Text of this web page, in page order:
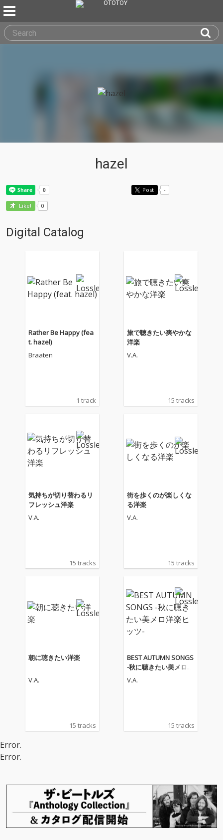
hazel
Post -
Like! 0
Digital Catalog
Rather Be Happy (fea
t. hazel)
Braaten
1 track
旅で聴きたい爽やかな
洋楽
V.A.
15 tracks
気持ちが切り替わるリ
フレッシュ洋楽
V.A.
15 tracks
街を歩くのが楽しくな
る洋楽
V.A.
15 tracks
朝に聴きたい洋楽
V.A.
15 tracks
BEST AUTUMN SONGS
-秋に聴きたい美メロ洋
楽ヒッツ-
V.A.
15 tracks
Error.
Error.